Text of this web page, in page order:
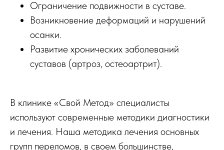
Ограничение подвижности в суставе.
Возникновение деформаций и нарушений
осанки.
Развитие хронических заболеваний
суставов (артроз, остеоартрит).
В клинике «Свой Метод» специалисты
используют современные методики диагностики
и лечения. Наша методика лечения основных
групп переломов, в своем большинстве,